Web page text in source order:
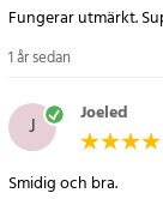
Fungerar utmärkt.
1 år sedan
J Joeled
Smidig och bra.